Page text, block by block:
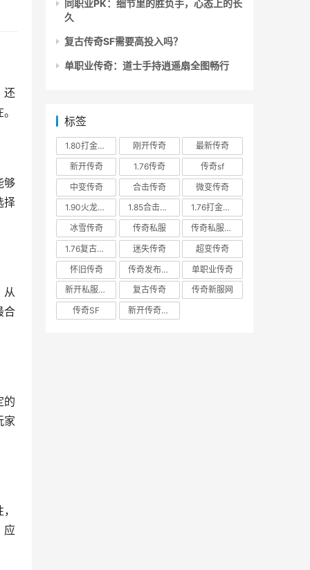
还
够
择
从
合
的
家
应
同职业PK：细节里的胜负手，心态上的长
久
复古传奇SF需要高投入吗？
单职业传奇：道士手持逍遥扇全图畅行
标签
1.80打金传奇 刚开传奇
最新传奇
新开传奇
1.76传奇
传奇sf
中变传奇
合击传奇
微变传奇
1.90火龙传奇
1.85合击传奇
1.76打金传奇
冰雪传奇
传奇私服
传奇私服发布网
1.76复古传奇
迷失传奇
超变传奇
怀旧传奇
传奇发布网新开服
单职业传奇
新开私服发布网
复古传奇
传奇新服网
传奇SF
新开传奇私服